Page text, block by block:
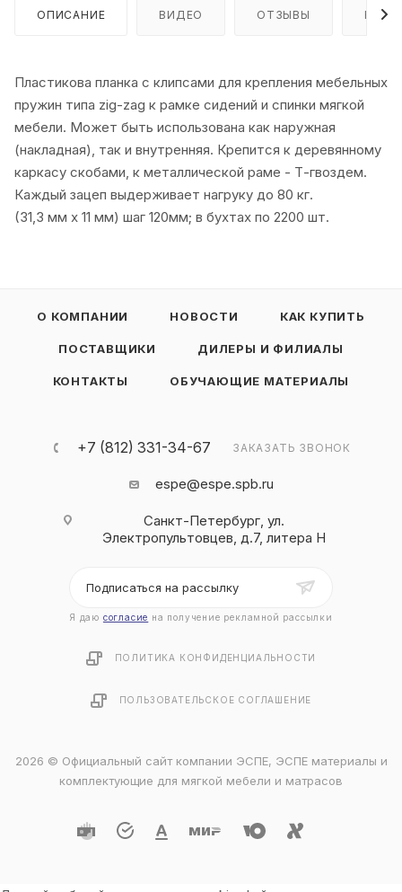
ОПИСАНИЕ ВИДЕО ОТЗЫВЫ КАК
Пластикова планка с клипсами для крепления мебельных
пружин типа zig-zag к рамке сидений и спинки мягкой
мебели. Может быть использована как наружная
(накладная), так и внутренняя. Крепится к деревянному
каркасу скобами, к металлической раме - Т-гвоздем.
Каждый зацеп выдерживает нагруку до 80 кг.
(31,3 мм х 11 мм) шаг 120мм; в бухтах по 2200 шт.
О КОМПАНИИ НОВОСТИ КАК КУПИТЬ
ПОСТАВЩИКИ ДИЛЕРЫ И ФИЛИАЛЫ
КОНТАКТЫ ОБУЧАЮЩИЕ МАТЕРИАЛЫ
+7 (812) 331-34-67 ЗАКАЗАТЬ ЗВОНОК
espe@espe.spb.ru
Санкт-Петербург, ул.
Электропультовцев, д.7, литера Н
Подписаться на рассылку
Я даю согласие на получение рекламной рассылки
ПОЛИТИКА КОНФИДЕНЦИАЛЬНОСТИ
ПОЛЬЗОВАТЕЛЬСКОЕ СОГЛАШЕНИЕ
2026 © Официальный сайт компании ЭСПЕ, ЭСПЕ материалы и
комплектующие для мягкой мебели и матрасов